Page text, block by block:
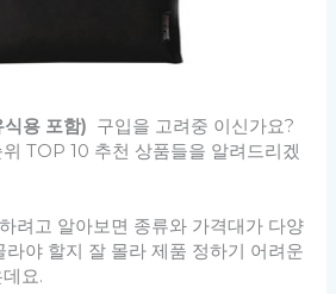
용 포함) 구입을 고려중 이신가요?
TOP 10 추천 상품들을 알려드리겠
려고 알아보면 종류와 가격대가 다양
라야 할지 잘 몰라 제품 정하기 어려운
요.